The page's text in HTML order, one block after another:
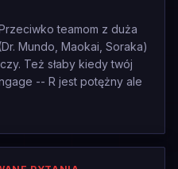
teamom z duża
Mundo, Maokai, Soraka)
Też słaby kiedy twój
-- R jest potężny ale